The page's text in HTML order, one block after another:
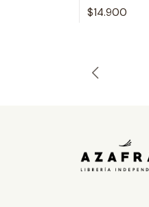
$14.900